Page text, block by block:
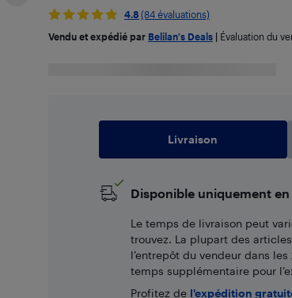
4.8 (84 évaluations)
Vendu et expédié par Belilan's Deals| Évaluation du
Livraison
Disponible uniquement
Le temps de livraison peut
trouvez. La plupart des
l’entrepôt du vendeur dans
temps supplémentaire pour
Profitez de l'expédition